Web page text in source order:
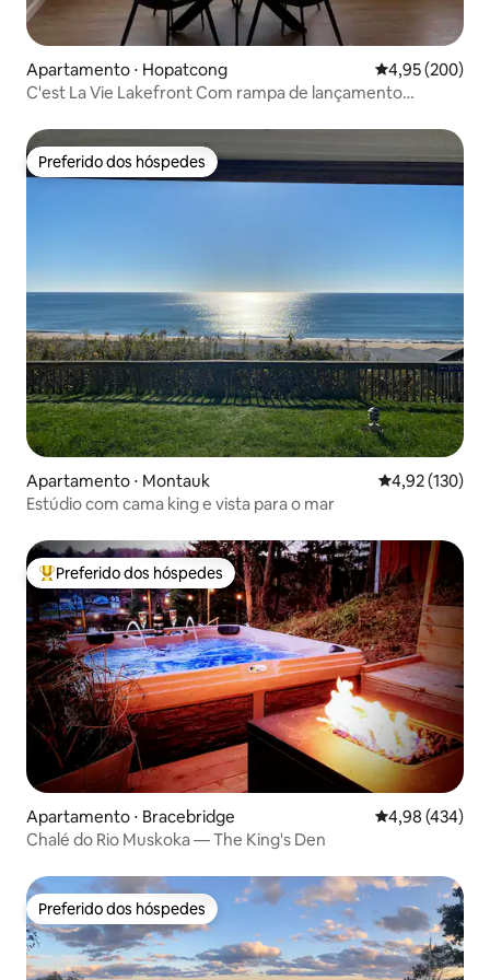
Apartamento ⋅ Hopatcong 4,95 de uma
4,95 (200)
C'est La Vie Lakefront Com rampa de lançamento
Preferido dos hóspedes
Preferido dos hóspedes
Apartamento ⋅ Montauk 4,92 de uma
4,92 (130)
Estúdio com cama king e vista para o mar
Entre os melhores preferidos dos hóspedes
Preferido dos hóspedes
Apartamento ⋅ Bracebridge 4,98 de uma
4,98 (434)
Chalé do Rio Muskoka — The King's Den
Preferido dos hóspedes
Preferido dos hóspedes